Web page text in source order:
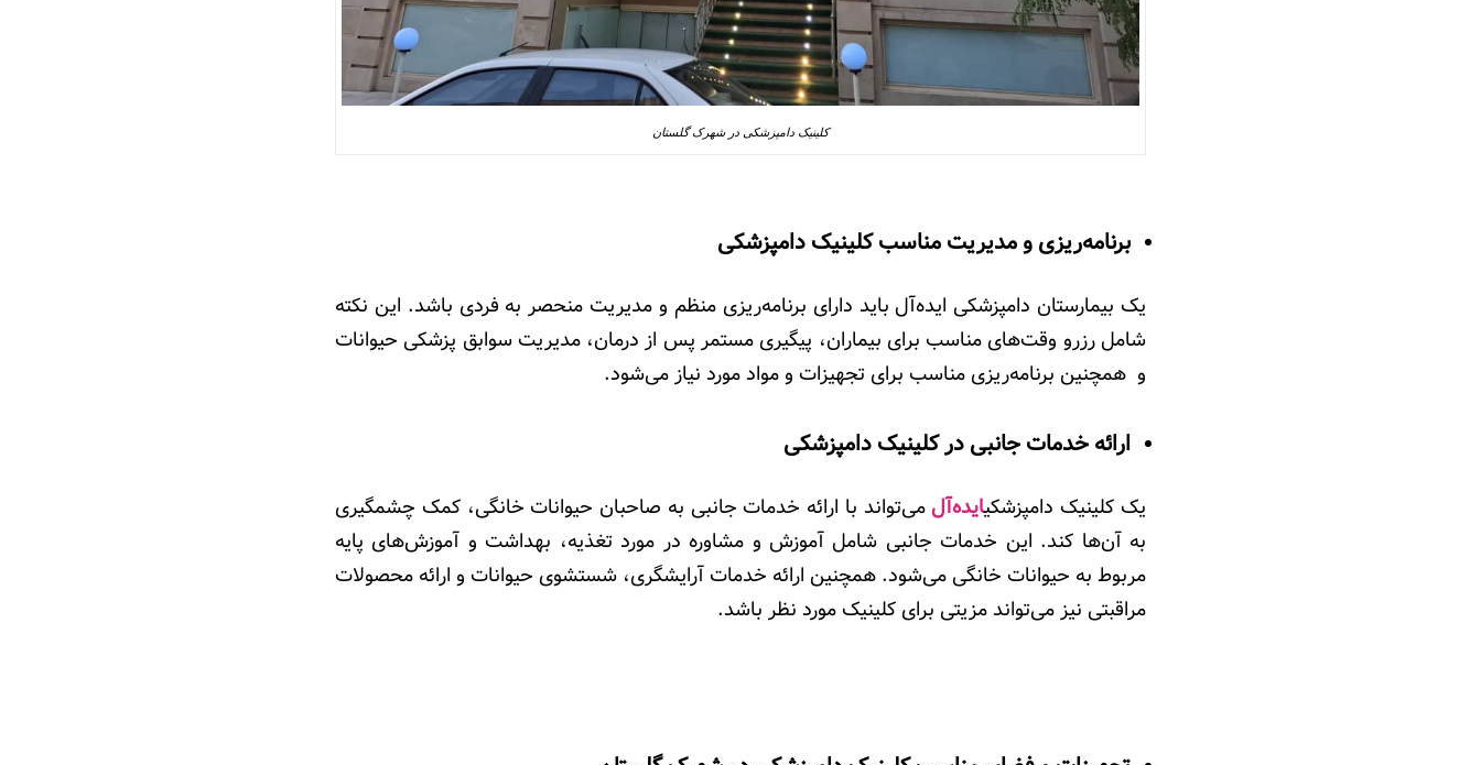
کلینیک دامپزشکی در شهرک گلستان
برنامه‌ریزی و مدیریت مناسب کلینیک دامپزشکی
یک بیمارستان دامپزشکی ایده‌آل باید دارای برنامه‌ریزی منظم و مدیریت منحصر به فردی باشد. این نکته
شامل رزرو وقت‌های مناسب برای بیماران، پیگیری مستمر پس از درمان، مدیریت سوابق پزشکی حیوانات
و همچنین برنامه‌ریزی مناسب برای تجهیزات و مواد مورد نیاز می‌شود.
ارائه خدمات جانبی درکلینیک دامپزشکی
یک کلینیک دامپزشکیایده‌آل می‌تواند با ارائه خدمات جانبی به صاحبان حیوانات خانگی، کمک چشمگیری
به آن‌ها کند. این خدمات جانبی شامل آموزش و مشاوره در مورد تغذیه، بهداشت و آموزش‌های پایه
مربوط به حیوانات خانگی می‌شود. همچنین ارائه خدمات آرایشگری، شستشوی حیوانات و ارائه محصولات
مراقبتی نیز می‌تواند مزیتی برای کلینیک مورد نظر باشد.